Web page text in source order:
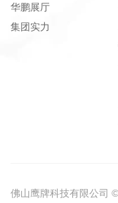
华鹏展厅
集团实力
佛山鹰牌科技有限公司